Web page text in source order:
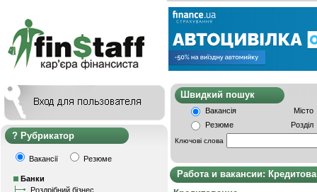
Рубрикатор
Вакансії Резюме
Банки
Роздрібний бізнес
Швидкий
Вакансія
Місто
Резюме
Розділ
Ключові слова
Работа и вакансии: